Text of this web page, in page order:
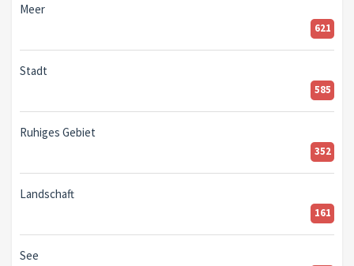
Meer
621
Stadt
585
Ruhiges Gebiet
352
Landschaft
161
See